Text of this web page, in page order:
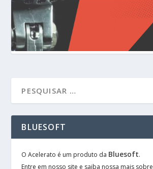
BLUESOFT
O Acelerato é um produto da Bluesoft.
Entre em nosso site e saiba nossa mais